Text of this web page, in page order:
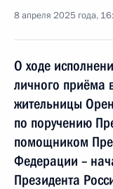
8 апреля 2025 года,
О ходе
личного приёма
жительницы
по поручению
помощником
Федерации –
Президента